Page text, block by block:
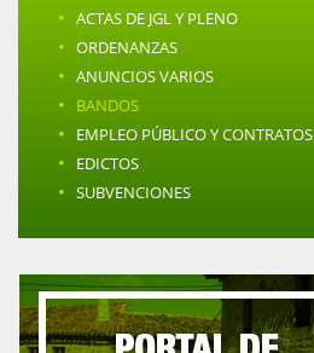
· ACTAS DE JGL Y PLENO
· ORDENANZAS
· ANUNCIOS VARIOS
· BANDOS
· EMPLEO PÚBLICO Y CONTRATOS
· EDICTOS
· SUBVENCIONES